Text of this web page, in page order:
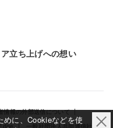
ア立ち上げへの想い
情報の外部送信について
一般社団法人共同通信社
めに、Cookieなどを使